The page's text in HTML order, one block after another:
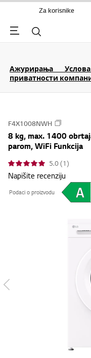
Za korisnike
Menu Pretraga
Ажурирања
приватности
F4X1008NWH
8 kg, max. 1400
parom, WiFi Funkcija
5.0 (1)
Napišite recenziju
Podaci o proizvodu